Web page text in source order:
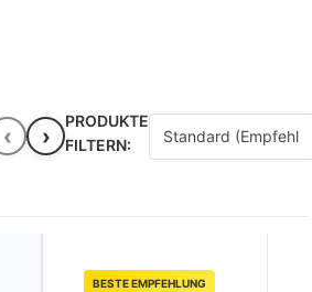
‹ ›
PRODUKTE
FILTERN:
BESTE EMPFEHLUNG